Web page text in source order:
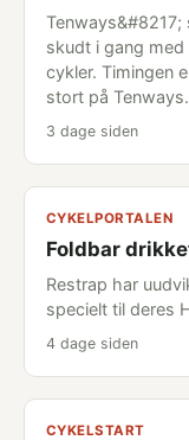
skudt i gang
cykler. Timingen
stort på
3 dage siden
CYKELPORTALEN
Foldbar
Restrap har
specielt til deres
4 dage siden
CYKELSTART